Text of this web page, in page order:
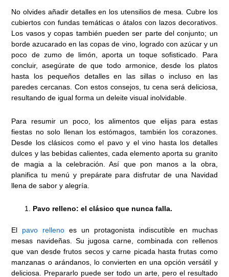
No olvides añadir detalles en los utensilios de mesa. Cubre los
cubiertos con fundas temáticas o átalos con lazos decorativos.
Los vasos y copas también pueden ser parte del conjunto; un
borde azucarado en las copas de vino, logrado con azúcar y un
poco de zumo de limón, aporta un toque sofisticado. Para
concluir, asegúrate de que todo armonice, desde los platos
hasta los pequeños detalles en las sillas o incluso en las
paredes cercanas. Con estos consejos, tu cena será deliciosa,
resultando de igual forma un deleite visual inolvidable.
Para resumir un poco, los alimentos que elijas para estas
fiestas no solo llenan los estómagos, también los corazones.
Desde los clásicos como el pavo y el vino hasta los detalles
dulces y las bebidas calientes, cada elemento aporta su granito
de magia a la celebración. Así que pon manos a la obra,
planifica tu menú y prepárate para disfrutar de una Navidad
llena de sabor y alegría.
Pavo relleno: el clásico que nunca falla.
El pavo relleno es un protagonista indiscutible en muchas
mesas navideñas. Su jugosa carne, combinada con rellenos
que van desde frutos secos y carne picada hasta frutas como
manzanas o arándanos, lo convierten en una opción versátil y
deliciosa. Prepararlo puede ser todo un arte, pero el resultado